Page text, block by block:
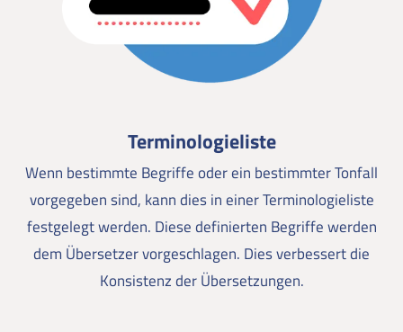
Terminologieliste
Wenn bestimmte Begriffe oder ein bestimmter Tonfall
vorgegeben sind, kann dies in einer Terminologieliste
festgelegt werden. Diese definierten Begriffe werden
dem Übersetzer vorgeschlagen. Dies verbessert die
Konsistenz der Übersetzungen.